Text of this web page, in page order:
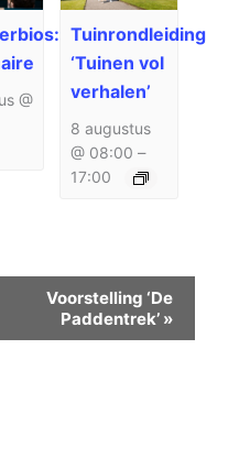
@
Tuinrondleiding
‘Tuinen vol
verhalen’
8 augustus
@ 08:00 –
17:00
Voorstelling ‘De
Paddentrek’ »